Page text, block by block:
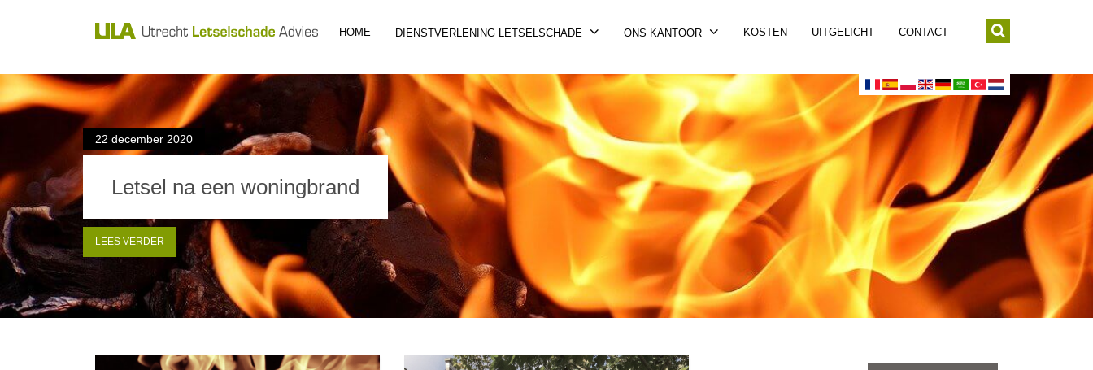
HOME DIENSTVERLENING LETSELSCHADE ONS KANTOOR KOSTEN UITGELICHT CONTACT
22 december 2020
Letsel na een woningbrand
LEES VERDER